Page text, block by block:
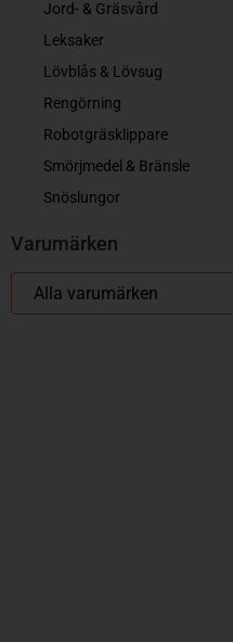
Jord- & Gräsvård
Leksaker
Lövblås & Lövsug
Rengörning
Robotgräsklippare
Smörjmedel & Bränsle
Snöslungor
Varumärken